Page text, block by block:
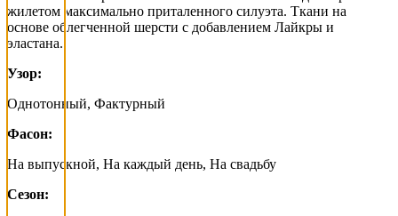
жилетом максимально приталенного силуэта. Ткани на
основе облегченной шерсти с добавлением Лайкры и
эластана.
Узор:
Однотонный, Фактурный
Фасон:
На выпускной, На каждый день, На свадьбу
Сезон: